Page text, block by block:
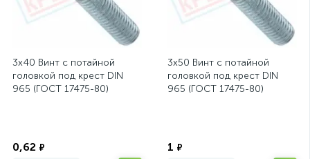
3х40 Винт с потайной
головкой под крест DIN
965 (ГОСТ 17475-80)
0,62 ₽
3х50 Винт с потайной
головкой под крест DIN
965 (ГОСТ 17475-80)
1 ₽